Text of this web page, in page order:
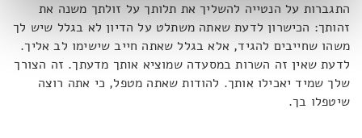
התגברות על הנטייה להשליך את תלותך על זולתך משנה את
זהותך: הכישרון לדעת שאתה משתלט על הדיון לא בגלל שיש לך
משהו שחייבים להגיד, אלא בגלל שאתה חייב שישימו לב אליך.
לדעת שאין זה השרות במסעדה שמוציא אותך מדעתך. זה הצורך
שלך שמיד יאכילו אותך. להודות שאתה מטפל, כי אתה רוצה
שיטפלו בך.